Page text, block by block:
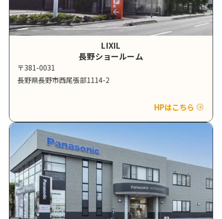
LIXIL
長野ショールーム
〒381-0031
長野県長野市西尾張部1114-2
HPはこちら